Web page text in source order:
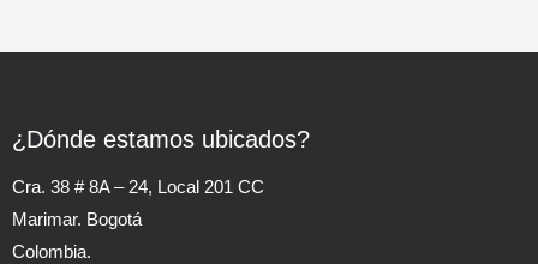
¿Dónde estamos ubicados?
Cra. 38 # 8A – 24, Local 201 CC
Marimar. Bogotá
Colombia.